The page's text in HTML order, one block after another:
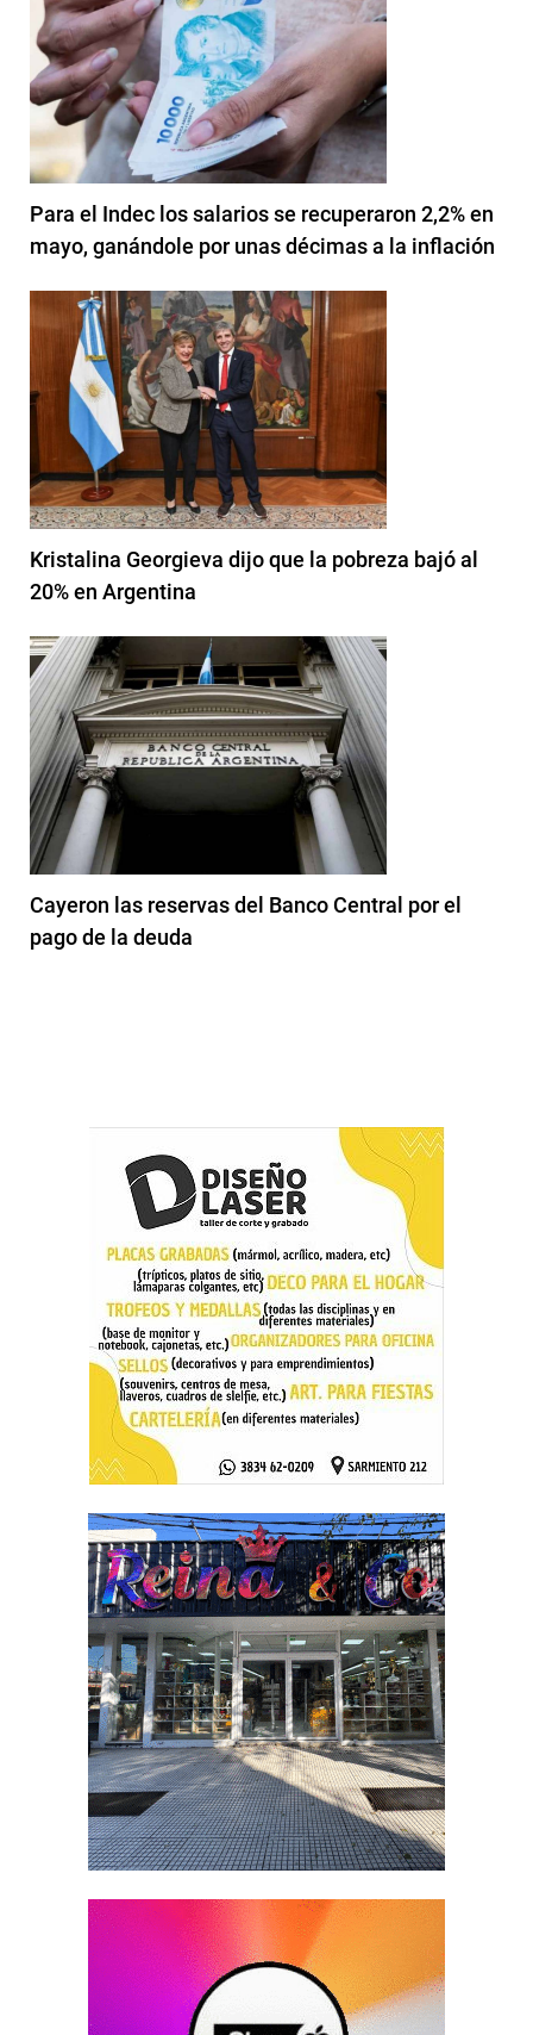
Para el Indec los salarios se recuperaron 2,2% en
mayo, ganándole por unas décimas a la inflación
Kristalina Georgieva dijo que la pobreza bajó al
20% en Argentina
Cayeron las reservas del Banco Central por el
pago de la deuda